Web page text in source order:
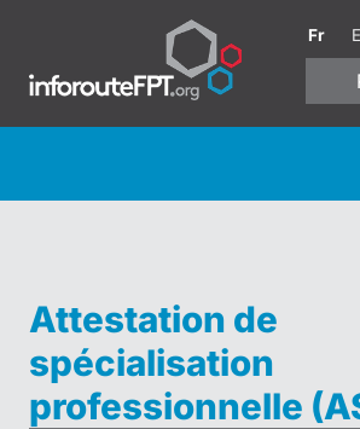
Fr
Attestation de
spécialisation
professionnelle